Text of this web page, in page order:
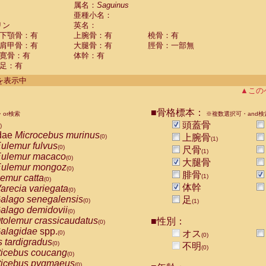
nigricollis (1)
oedipus
weddelli
spp.
trivirgatus
albifrons
nigrivittatus
boliviensis(0)
sciureus(0)
caraya(0)
fusca(0)
seniculus
spp.(0)
belzebuth(0)
geoffroyi(0)
paniscus(0)
spp.(0)
lagothricha
lagothricha cana
calvus rubicundus
属名： Saguinus
亜種小名：
ン
英名：
下顎骨：有
上腕骨：有
橈骨：有
肩甲骨：有
大腿骨：有
脛骨：一部無
寛骨：有
体幹：有
足：有
表示中
▲この
or検索
Microcebus murinus(0)
fulvus(0)
macaco(0)
mongoz(0)
catta(0)
variegata(0)
senegalensis(0)
demidovii(0)
crassicaudatus(0)
spp.(0)
tardigradus(0)
coucang(0)
pygmaeus(0)
■骨格標本： ※複数選択可・and検
頭蓋骨
上腕骨(1)
尺骨(1)
大腿骨
腓骨(1)
体幹
足(1)
■性別：
オス(0)
不明(0)